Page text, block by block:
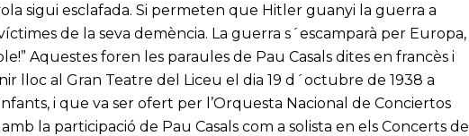
sigui esclafada. Si permeten que Hitler guanyi la guerra a
de la seva demència. La guerra s´escamparà per Europa,
Aquestes foren les paraules de Pau Casals dites en francès i
lloc al Gran Teatre del Liceu el dia 19 d´octubre de 1938 a
i que va ser ofert per l’Orquesta Nacional de Conciertos
la participació de Pau Casals com a solista en els Concerts de